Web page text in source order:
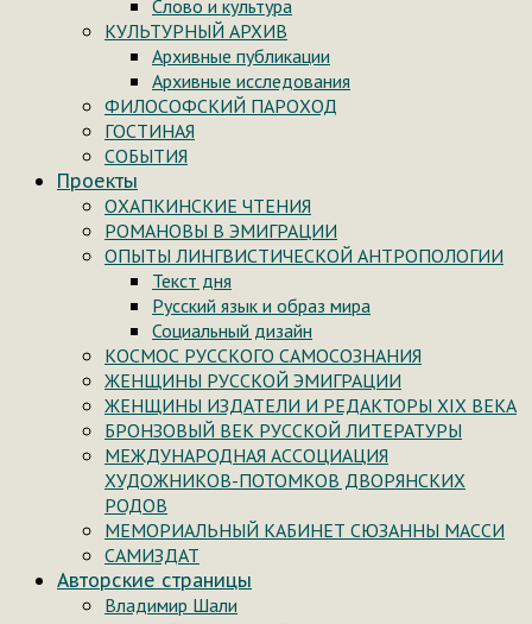
Слово и культура
КУЛЬТУРНЫЙ АРХИВ
Архивные публикации
Архивные исследования
ФИЛОСОФСКИЙ ПАРОХОД
ГОСТИНАЯ
СОБЫТИЯ
Проекты
ОХАПКИНСКИЕ ЧТЕНИЯ
РОМАНОВЫ В ЭМИГРАЦИИ
ОПЫТЫ ЛИНГВИСТИЧЕСКОЙ АНТРОПОЛОГИИ
Текст дня
Русский язык и образ мира
Социальный дизайн
КОСМОС РУССКОГО САМОСОЗНАНИЯ
ЖЕНЩИНЫ РУССКОЙ ЭМИГРАЦИИ
ЖЕНЩИНЫ ИЗДАТЕЛИ И РЕДАКТОРЫ XIX ВЕКА
БРОНЗОВЫЙ ВЕК РУССКОЙ ЛИТЕРАТУРЫ
МЕЖДУНАРОДНАЯ АССОЦИАЦИЯ
ХУДОЖНИКОВ-ПОТОМКОВ ДВОРЯНСКИХ
РОДОВ
МЕМОРИАЛЬНЫЙ КАБИНЕТ СЮЗАННЫ МАССИ
САМИЗДАТ
Авторские страницы
Владимир Шали